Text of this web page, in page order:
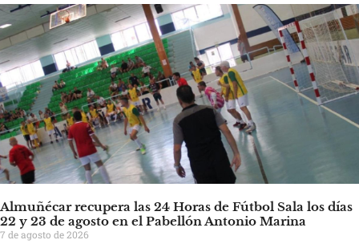
Almuñécar recupera las 24 Horas de Fútbol Sala los días
22 y 23 de agosto en el Pabellón Antonio Marina
7 de agosto de 2026